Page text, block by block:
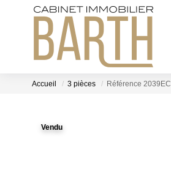
Accueil 3 pièces Référence 2039EC
Vendu